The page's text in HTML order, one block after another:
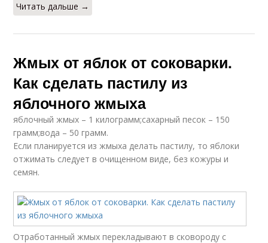
Читать дальше →
Жмых от яблок от соковарки.
Как сделать пастилу из
яблочного жмыха
яблочный жмых – 1 килограмм;сахарный песок – 150
грамм;вода – 50 грамм.
Если планируется из жмыха делать пастилу, то яблоки
отжимать следует в очищенном виде, без кожуры и
семян.
Отработанный жмых перекладывают в сковороду с